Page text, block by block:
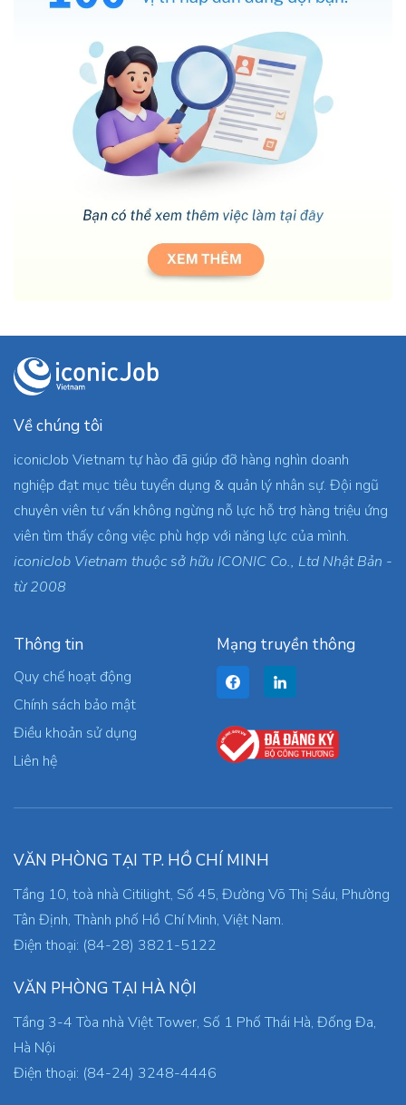
Về chúng tôi
iconicJob Vietnam tự hào đã giúp đỡ hàng nghìn doanh
nghiệp đạt mục tiêu tuyển dụng & quản lý nhân sự. Đội ngũ
chuyên viên tư vấn không ngừng nỗ lực hỗ trợ hàng triệu ứng
viên tìm thấy công việc phù hợp với năng lực của mình.
iconicJob Vietnam thuộc sở hữu ICONIC Co., Ltd Nhật Bản -
từ 2008
Thông tin
Quy chế hoạt động
Chính sách bảo mật
Điều khoản sử dụng
Liên hệ
Mạng truyền thông
VĂN PHÒNG TẠI TP. HỒ CHÍ MINH
Tầng 10, toà nhà Citilight, Số 45, Đường Võ Thị Sáu, Phường
Tân Định, Thành phố Hồ Chí Minh, Việt Nam.
Điện thoại: (84-28) 3821-5122
VĂN PHÒNG TẠI HÀ NỘI
Tầng 3-4 Tòa nhà Việt Tower, Số 1 Phố Thái Hà, Đống Đa,
Hà Nội
Điện thoại: (84-24) 3248-4446